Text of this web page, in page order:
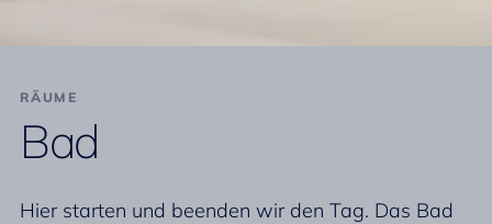
RÄUME
Bad
Hier starten und beenden wir den Tag. Das Bad